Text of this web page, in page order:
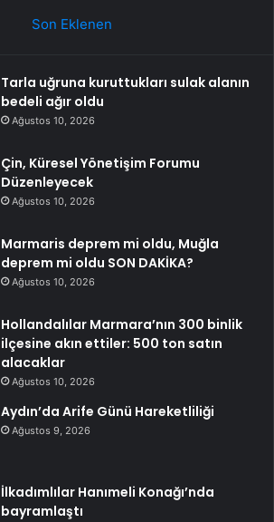
Son Eklenen
Tarla uğruna kuruttukları sulak alanın
bedeli ağır oldu
Ağustos 10, 2026
Çin, Küresel Yönetişim Forumu
Düzenleyecek
Ağustos 10, 2026
Marmaris deprem mi oldu, Muğla
deprem mi oldu SON DAKİKA?
Ağustos 10, 2026
Hollandalılar Marmara’nın 300 binlik
ilçesine akın ettiler: 500 ton satın
alacaklar
Ağustos 10, 2026
Aydın’da Arife Günü Hareketliliği
Ağustos 9, 2026
İlkadımlılar Hanımeli Konağı’nda
bayramlaştı